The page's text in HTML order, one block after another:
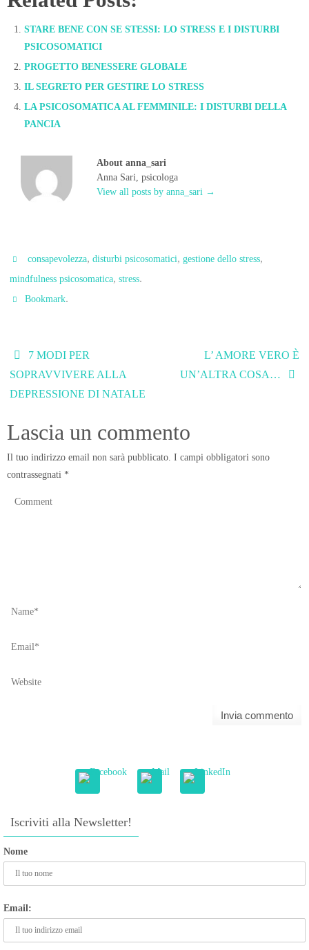
STARE BENE CON SE STESSI: LO STRESS E I DISTURBI
PSICOSOMATICI
PROGETTO BENESSERE GLOBALE
IL SEGRETO PER GESTIRE LO STRESS
LA PSICOSOMATICA AL FEMMINILE: I DISTURBI DELLA
PANCIA
About anna_sari
Anna Sari, psicologa
View all posts by anna_sari →
consapevolezza,disturbi psicosomatici,gestione dello stress,
mindfulness psicosomatica, stress.
Bookmark.
7 MODI PER
SOPRAVVIVERE ALLA
DEPRESSIONE DI NATALE
L’ AMORE VERO È
UN’ALTRA COSA…
Lascia un commento
Il tuo indirizzo email non sarà pubblicato. I campi obbligatori sono
contrassegnati *
Iscriviti alla Newsletter!
Nome
Email: